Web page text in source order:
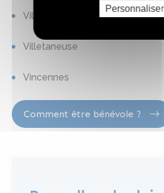
Villeneuve-la-Garenne
Villetaneuse
Vincennes
Comment être bénévole ?
Personnaliser